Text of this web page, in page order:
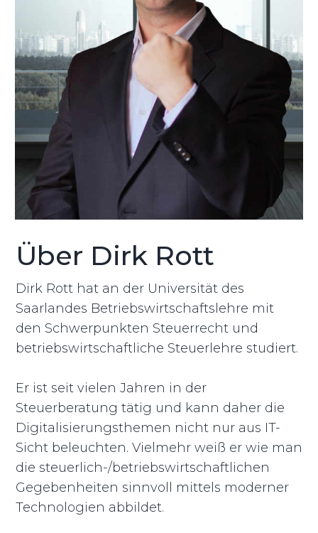
Über Dirk Rott
Dirk Rott hat an der Universität des
Saarlandes Betriebswirtschaftslehre mit
den Schwerpunkten Steuerrecht und
betriebswirtschaftliche Steuerlehre studiert.
Er ist seit vielen Jahren in der
Steuerberatung tätig und kann daher die
Digitalisierungsthemen nicht nur aus IT-
Sicht beleuchten. Vielmehr weiß er wie man
die steuerlich-/betriebswirtschaftlichen
Gegebenheiten sinnvoll mittels moderner
Technologien abbildet.